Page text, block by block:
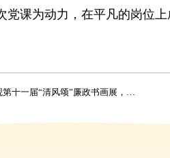
党课为动力，在平凡的岗位
”廉政书画展，以作风建设成效筑牢纪律保障